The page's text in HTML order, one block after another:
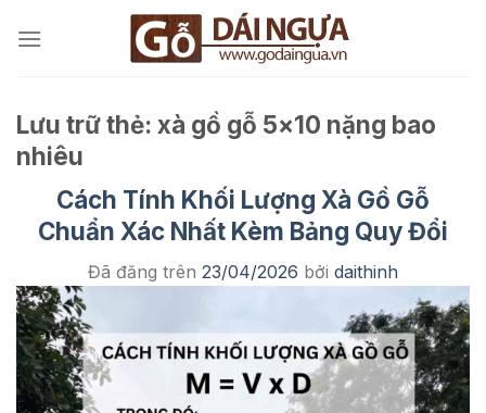
đến
Lưu trữ thẻ: xà gồ gỗ 5×10 nặng bao
nhiêu
Cách Tính Khối Lượng Xà Gồ Gỗ
Chuẩn Xác Nhất Kèm Bảng Quy Đổi
Đã đăng trên 23/04/2026 bởi daithinh